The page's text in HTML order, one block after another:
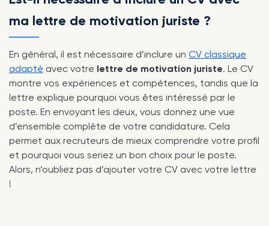
ma lettre de motivation juriste ?
En général, il est nécessaire d’inclure un CV classique
adapté avec votre lettre de motivation juriste. Le CV
montre vos expériences et compétences, tandis que la
lettre explique pourquoi vous êtes intéressé par le
poste. En envoyant les deux, vous donnez une vue
d’ensemble complète de votre candidature. Cela
permet aux recruteurs de mieux comprendre votre profil
et pourquoi vous seriez un bon choix pour le poste.
Alors, n’oubliez pas d’ajouter votre CV avec votre lettre
!